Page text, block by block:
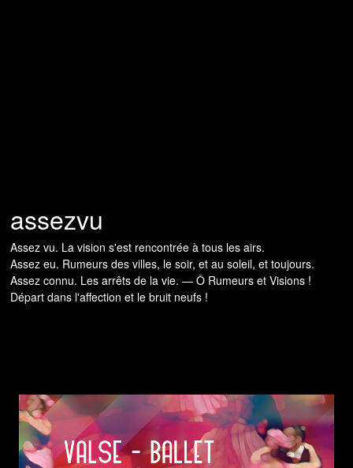
assezvu
Assez vu. La vision s'est rencontrée à tous les airs.
Assez eu. Rumeurs des villes, le soir, et au soleil, et toujours.
Assez connu. Les arrêts de la vie. — Ô Rumeurs et Visions !
Départ dans l'affection et le bruit neufs !